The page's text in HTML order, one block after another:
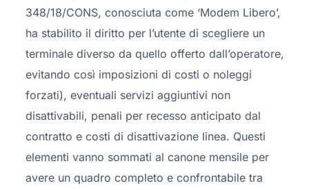
348/18/CONS, conosciuta come ‘Modem Libero’,
ha stabilito il diritto per l’utente di scegliere un
terminale diverso da quello offerto dall’operatore,
evitando così imposizioni di costi o noleggi
forzati), eventuali servizi aggiuntivi non
disattivabili, penali per recesso anticipato dal
contratto e costi di disattivazione linea. Questi
elementi vanno sommati al canone mensile per
avere un quadro completo e confrontabile tra